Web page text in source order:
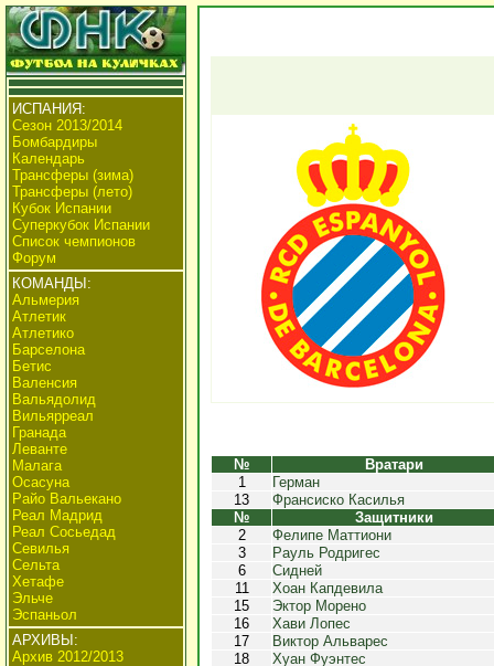
ИСПАНИЯ:
Сезон 2013/2014
Бомбардиры
Календарь
Трансферы (зима)
Трансферы (лето)
Кубок Испании
Суперкубок Испании
Список чемпионов
Форум
КОМАНДЫ:
Альмерия
Атлетик
Атлетико
Барселона
Бетис
Валенсия
Вальядолид
Вильярреал
Гранада
Леванте
Малага
Осасуна
Райо Вальекано
Реал Мадрид
Реал Сосьедад
Севилья
Сельта
Хетафе
Эльче
Эспаньол
АРХИВЫ:
Архив 2012/2013
№
Вратари
1
Герман
13
Франсиско Касилья
№
Защитники
2
Фелипе Маттиони
3
Рауль Родригес
6
Сидней
11
Хоан Капдевила
15
Эктор Морено
16
Хави Лопес
17
Виктор Альварес
18
Хуан Фуэнтес